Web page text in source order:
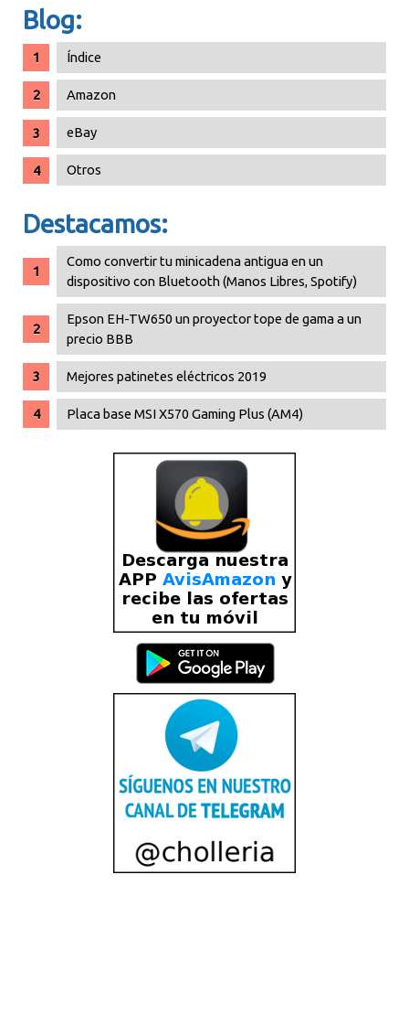
Blog:
Índice
Amazon
eBay
Otros
Destacamos:
Como convertir tu minicadena antigua en un
dispositivo con Bluetooth (Manos Libres, Spotify)
Epson EH-TW650 un proyector tope de gama a un
precio BBB
Mejores patinetes eléctricos 2019
Placa base MSI X570 Gaming Plus (AM4)